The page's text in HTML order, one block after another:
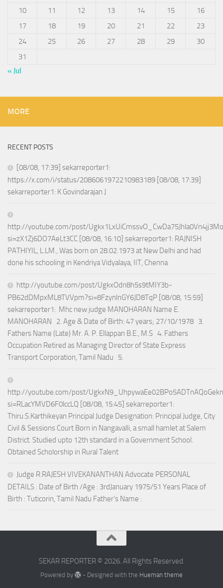
10
11 12 13 14 15
16
17
18 19 20 21 22
23
24
25 26 27 28 29
30
31
« Jul
MORE
RECENT POSTS
[08/08, 17:39] sekarreporter1:
https://x.com/i/status/2086061972210983189 [08/08, 17:39]
sekarreporter1: K Govindarajan J
http://youtube.com/post/
si=zX1Zj6DO7AeLt3CC [08/08, 16:10] sekarreporter1: RAJNISH
PATHIYIL, L.LM., Was born on 28.02.1973 at New Delhi and had
done his schooling in Kendriya Vidyalaya, IIT, Chenna
http://youtube.com/post/UgkxOdn8h5s9tMIY3b-
PB62dDMpxML8TVVpm?si=8FzynlnGY6JD8TqP [08/08, 15:59]
sekarreporter1: Mhc new judge MANOHARAN Name E.
MANOHARAN 2. Age & Date of Birth: 47 years; 27/10/1978 3.
Fathers Name (Late) Mr. A. P. Ellappan B.E., M.S 4. Fathers
Occupation Retired as Managing Director of State Express
Transport Corporation, Tamil Nadu 5.
http://youtube.com/post/
si=RLacYMVD6F0lccLQ [08/08, 15:45] sekarreporter1:
Thiru.S.Karthikeyan Principal Judge Designation: Principal Judge, City
Civil & Sessions Court Born in Nangavalli, a small hamlet at Salem
District. Studied upto 12th standard in a Government School.
Obtained Scholorship in Rural Talent
Judge R.RAJESH VIVEKANANTHAN Advocate PERSONAL
DETAILS : Date of Birth /Age : 3rdJanuary 1975/51 Years Place of
Birth : Tuticorin, Tamil Nadu Father’s Name :
SEKAR REPORTER © 2026. All Rights Reserved.
Powered by - Designed with the Hueman theme